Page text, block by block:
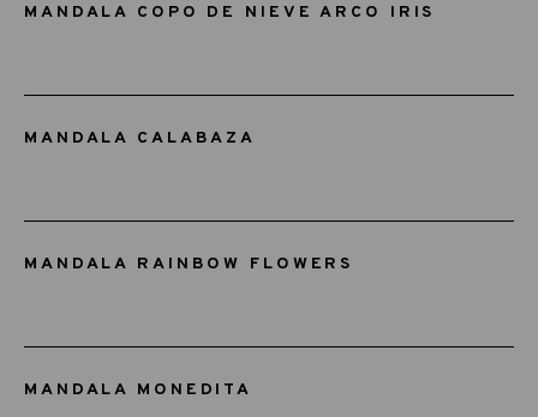
MANDALA COPO DE NIEVE ARCO IRIS
MANDALA CALABAZA
MANDALA RAINBOW FLOWERS
MANDALA MONEDITA